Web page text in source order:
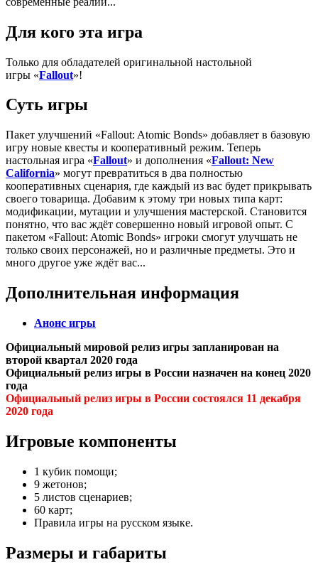
Для кого эта игра
Только для обладателей оригинальной настольной
игры «Fallout»!
Суть игры
Пакет улучшений «Fallout: Atomic Bonds» добавляет в базовую
игру новые квесты и кооперативный режим. Теперь
настольная игра «Fallout» и дополнения «Fallout: New
California» могут превратиться в два полностью
кооперативных сценария, где каждый из вас будет прикрывать
своего товарища. Добавим к этому три новых типа карт:
модификации, мутации и улучшения мастерской. Становится
понятно, что вас ждёт совершенно новый игровой опыт. С
пакетом «Fallout: Atomic Bonds» игроки смогут улучшать не
только своих персонажей, но и различные предметы. Это и
много другое уже ждёт вас...
Дополнительная информация
Анонс игры
Официальный мировой релиз игры запланирован на
второй квартал 2020 года
Официальный релиз игры в России назначен на конец 2020
года
Официальный релиз игры в России состоялся 11 декабря
2020 года
Игровые компоненты
1 кубик помощи;
9 жетонов;
5 листов сценариев;
60 карт;
Правила игры на русском языке.
Размеры и габариты